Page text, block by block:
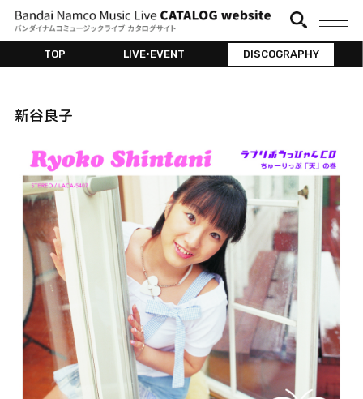
TOP LIVE•EVENT DISCOGRAPHY
新谷良子